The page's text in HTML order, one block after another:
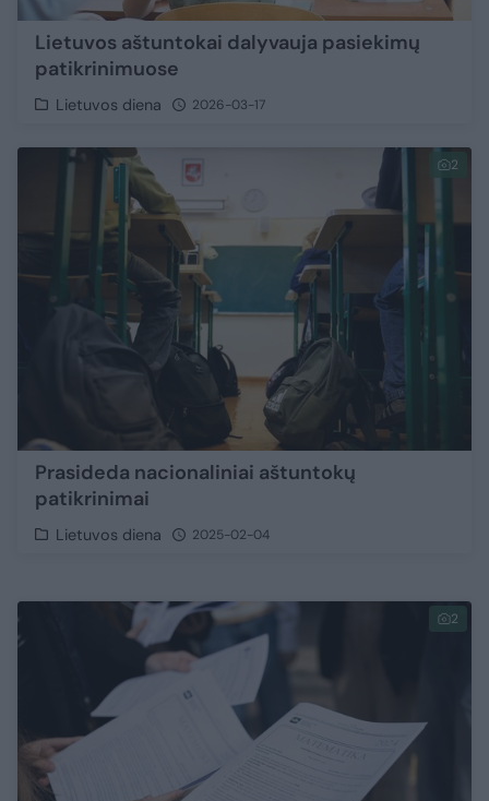
Lietuvos aštuntokai dalyvauja pasiekimų
patikrinimuose
Lietuvos diena 2026-03-17
2
Prasideda nacionaliniai aštuntokų
patikrinimai
Lietuvos diena 2025-02-04
2